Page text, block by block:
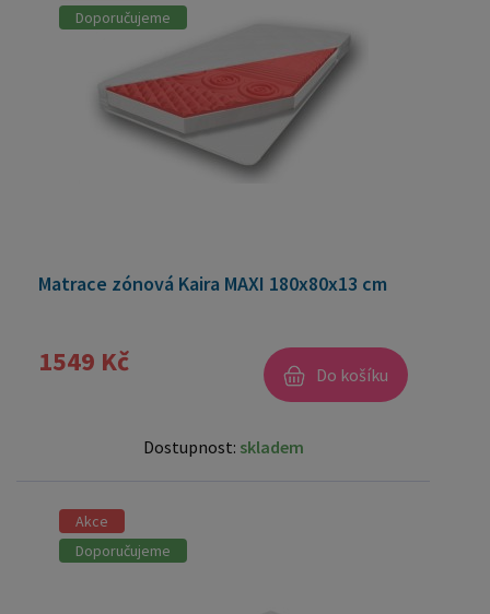
Doporučujeme
Matrace zónová Kaira MAXI 180x80x13 cm
1549 Kč Do košíku
Dostupnost: skladem
Akce
Doporučujeme